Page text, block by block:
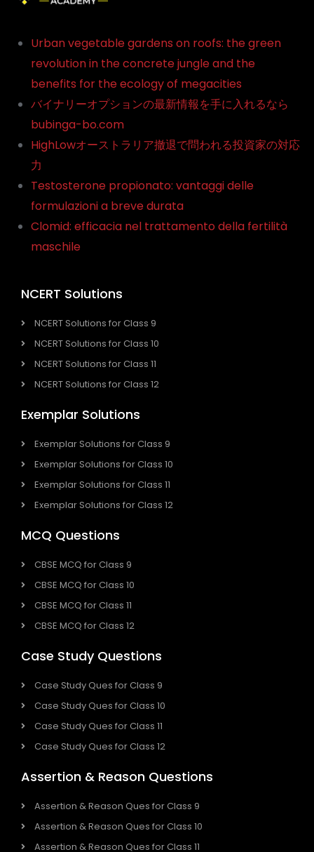
NCERT Solutions
NCERT Solutions for Class 9
NCERT Solutions for Class 10
NCERT Solutions for Class 11
NCERT Solutions for Class 12
Exemplar Solutions
Exemplar Solutions for Class 9
Exemplar Solutions for Class 10
Exemplar Solutions for Class 11
Exemplar Solutions for Class 12
MCQ Questions
CBSE MCQ for Class 9
CBSE MCQ for Class 10
CBSE MCQ for Class 11
CBSE MCQ for Class 12
Case Study Questions
Case Study Ques for Class 9
Case Study Ques for Class 10
Case Study Ques for Class 11
Case Study Ques for Class 12
Assertion & Reason Questions
Assertion & Reason Ques for Class 9
Assertion & Reason Ques for Class 10
Assertion & Reason Ques for Class 11
Urban vegetable gardens on roofs: the green
revolution in the concrete jungle and the
benefits for the ecology of megacities
バイナリーオプションの最新情報を手に入れるなら
bubinga-bo.com
HighLowオーストラリア撤退で問われる投資家の対応
力
Testosterone propionato: vantaggi delle
formulazioni a breve durata
Clomid: efficacia nel trattamento della fertilità
maschile